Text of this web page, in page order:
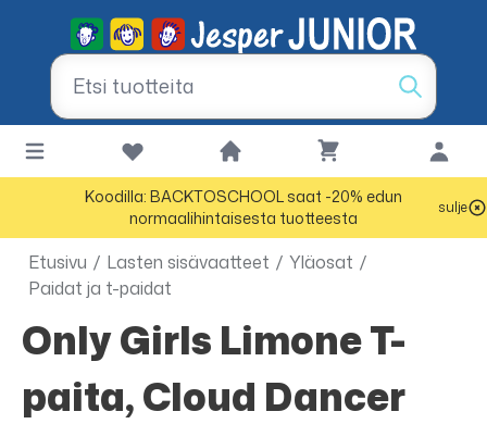
Koodilla: BACKTOSCHOOL saat -20% edun
normaalihintaisesta tuotteesta
sulje
Etusivu / Lasten sisävaatteet / Yläosat /
Paidat ja t-paidat
Only Girls Limone T-
paita, Cloud Dancer